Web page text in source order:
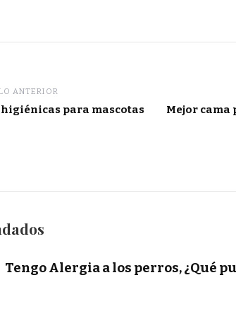
ANTERIOR
para mascotas
Mejor cama
Tengo Alergia a los perros, ¿Qué